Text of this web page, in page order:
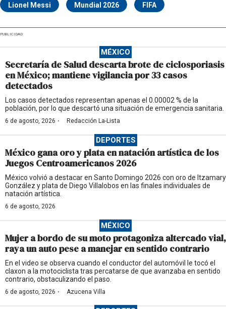
Lionel Messi Mundial 2026 FIFA
PUBLICIDAD
MÉXICO
Secretaría de Salud descarta brote de ciclosporiasis
en México; mantiene vigilancia por 33 casos
detectados
Los casos detectados representan apenas el 0.00002 % de la
población, por lo que descartó una situación de emergencia sanitaria.
6 de agosto, 2026 · Redacción La-Lista
DEPORTES
México gana oro y plata en natación artística de los
Juegos Centroamericanos 2026
México volvió a destacar en Santo Domingo 2026 con oro de Itzamary
González y plata de Diego Villalobos en las finales individuales de
natación artística.
6 de agosto, 2026
MÉXICO
Mujer a bordo de su moto protagoniza altercado vial,
raya un auto pese a manejar en sentido contrario
En el video se observa cuando el conductor del automóvil le tocó el
claxon a la motociclista tras percatarse de que avanzaba en sentido
contrario, obstaculizando el paso.
6 de agosto, 2026 · Azucena Villa